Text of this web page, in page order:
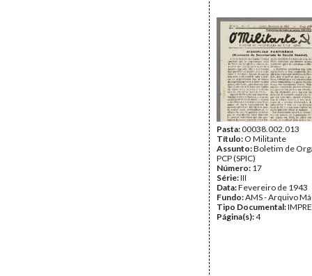
Pasta:00038.002.013
Título: O Militante
Assunto:Boletim de
PCP (SPIC)
Número: 17
Série:III
Data:Fevereiro de 1943
Fundo:AMS - Arquivo
Tipo Documental:
Página(s):4